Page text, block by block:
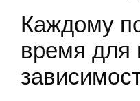
Каждому
время для